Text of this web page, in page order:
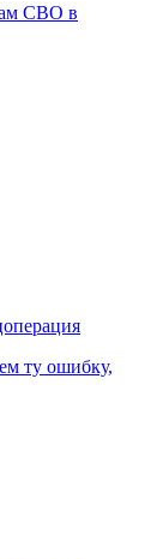
СВО в
ту ошибку,